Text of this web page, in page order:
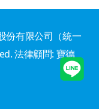
份有限公司（統一
法律顧問: 寶德